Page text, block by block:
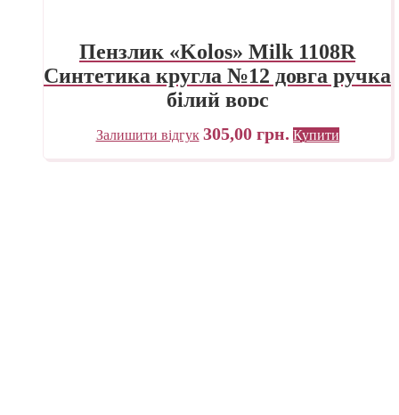
Пензлик «Kolos» Milk 1108R
Синтетика кругла №12 довга ручка
білий ворс
Залишити відгук 305,00 грн. Купити